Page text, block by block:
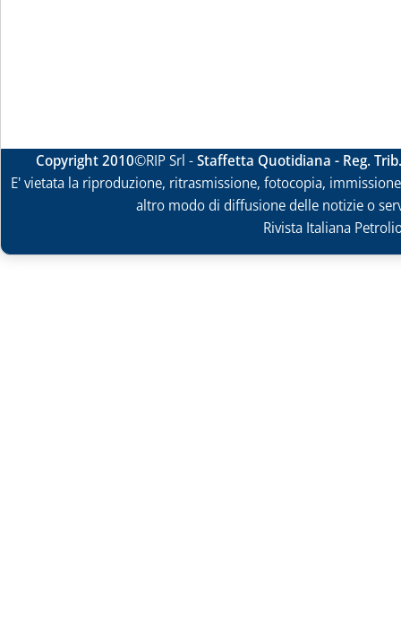
Copyright 2010©RIP Srl -Staffetta Quotidiana - Reg.
E' vietata la riproduzione, ritrasmissione, fotocopia,
altro modo di diffusione delle notizie o
Rivista Italiana